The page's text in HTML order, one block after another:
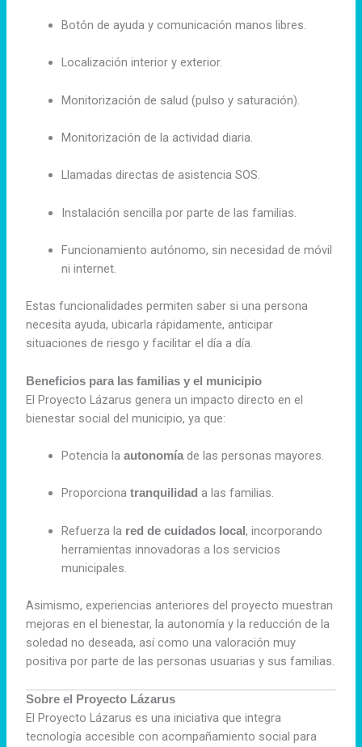
Botón de ayuda y comunicación manos libres.
Localización interior y exterior.
Monitorización de salud (pulso y saturación).
Monitorización de la actividad diaria.
Llamadas directas de asistencia SOS.
Instalación sencilla por parte de las familias.
Funcionamiento autónomo, sin necesidad de móvil
ni internet.
Estas funcionalidades permiten saber si una persona
necesita ayuda, ubicarla rápidamente, anticipar
situaciones de riesgo y facilitar el día a día.
Beneficios para las familias y el municipio
El Proyecto Lázarus genera un impacto directo en el
bienestar social del municipio, ya que:
Potencia laautonomíade las personas mayores.
Proporcionatranquilidad a las familias.
Refuerza la red de cuidados local, incorporando
herramientas innovadoras a los servicios
municipales.
Asimismo, experiencias anteriores del proyecto muestran
mejoras en el bienestar, la autonomía y la reducción de la
soledad no deseada, así como una valoración muy
positiva por parte de las personas usuarias y sus familias.
Sobre el Proyecto Lázarus
El Proyecto Lázarus es una iniciativa que integra
tecnología accesible con acompañamiento social para